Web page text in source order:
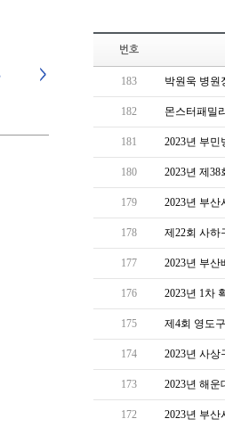
번호
183 박원욱 병원
182 몬스터패밀
181 2023년 부
180 2023년 제
179 2023년 부
178 제22회 사하
177 2023년 부
176 2023년 1차
175 제4회 영도
174 2023년 사
173 2023년 해운
172 2023년 부